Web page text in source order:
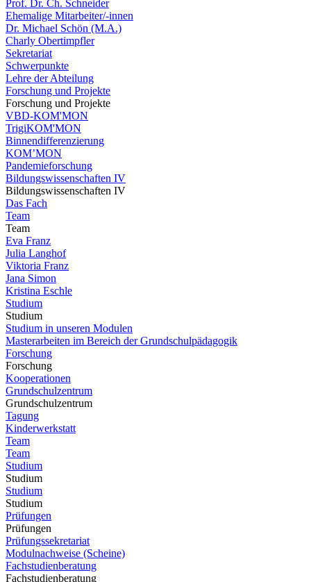
Prof. Dr. Ch. Schneider
Ehemalige Mitarbeiter/-innen
Dr. Michael Schön (M.A.)
Charly Obertimpfler
Sekretariat
Schwerpunkte
Lehre der Abteilung
Forschung und Projekte
Forschung und Projekte
VBD-KOM'MON
TrigiKOM'MON
Binnendifferenzierung
KOM’MON
Pandemieforschung
Bildungswissenschaften IV
Bildungswissenschaften IV
Das Fach
Team
Team
Eva Franz
Julia Langhof
Viktoria Franz
Jana Simon
Kristina Eschle
Studium
Studium
Studium in unseren Modulen
Masterarbeiten im Bereich der Grundschulpädagogik
Forschung
Forschung
Kooperationen
Grundschulzentrum
Grundschulzentrum
Tagung
Kinderwerkstatt
Team
Team
Studium
Studium
Studium
Studium
Prüfungen
Prüfungen
Prüfungssekretariat
Modulnachweise (Scheine)
Fachstudienberatung
Fachstudienberatung